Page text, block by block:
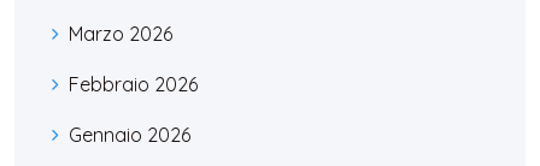
Marzo 2026
Febbraio 2026
Gennaio 2026